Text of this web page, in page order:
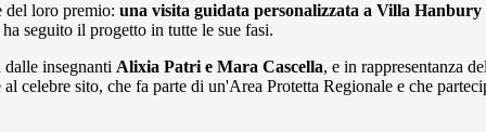
del loro premio: una visita guidata personalizzata a Villa
seguito il progetto in tutte le sue fasi.
dalle insegnanti Alixia Patri e Mara Cascella, e in rappresentanza
celebre sito, che fa parte di un'Area Protetta Regionale e che